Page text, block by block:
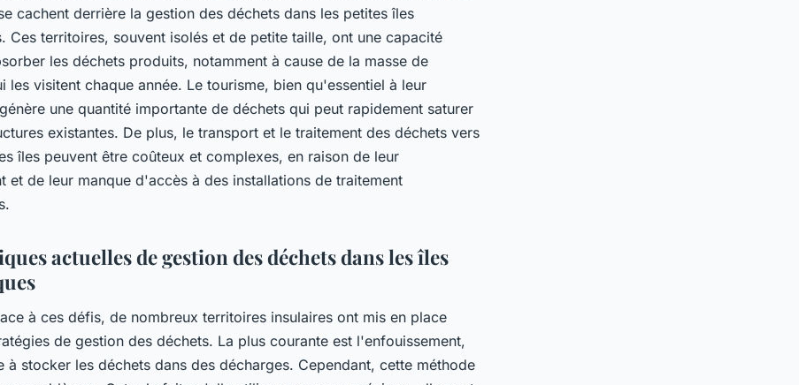
cachent derrière la gestion des déchets dans les petites îles
Ces territoires, souvent isolés et de petite taille, ont une capacité
les déchets produits, notamment à cause de la masse de
les visitent chaque année. Le tourisme, bien qu'essentiel à leur
une quantité importante de déchets qui peut rapidement saturer
existantes. De plus, le transport et le traitement des déchets vers
îles peuvent être coûteux et complexes, en raison de leur
et de leur manque d'accès à des installations de traitement
actuelles de gestion des déchets dans les îles
à ces défis, de nombreux territoires insulaires ont mis en place
de gestion des déchets. La plus courante est l'enfouissement,
à stocker les déchets dans des décharges. Cependant, cette méthode